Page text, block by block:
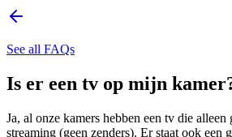
See all FAQs
Is er een tv op mijn
Ja, al onze kamers hebben een tv die
streaming (geen zenders). Er staat ook een